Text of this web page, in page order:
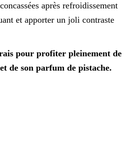
après refroidissement
et apporter un joli contraste
pour profiter pleinement de
de son parfum de pistache.